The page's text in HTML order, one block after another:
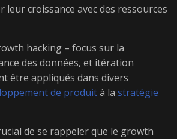
leur croissance avec des ressources
hacking – focus sur la
des données, et itération
être appliqués dans divers
de produità la stratégie
de se rappeler que le growth